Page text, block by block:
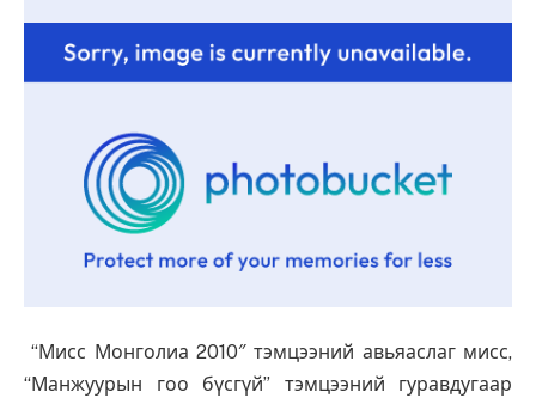
“Мисс Монголиа 2010″ тэмцээний авьяаслаг мисс,
“Манжуурын гоо бүсгүй” тэмцээний гуравдугаар